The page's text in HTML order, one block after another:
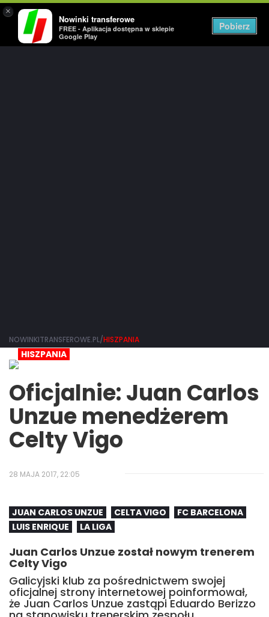
×
Nowinki transferowe
FREE - Aplikacja dostępna w sklepie
Google Play
Pobierz
NOWINKITRANSFEROWE.PL/HISZPANIA
HISZPANIA
Oficjalnie: Juan Carlos
Unzue menedżerem
Celty Vigo
28 MAJA 2017, 22:05
JUAN CARLOS UNZUE CELTA VIGO
FC BARCELONA
LUIS ENRIQUE
LA LIGA
Juan Carlos Unzue został nowym trenerem
Celty Vigo
Galicyjski klub za pośrednictwem swojej
oficjalnej strony internetowej poinformował,
że Juan Carlos Unzue zastąpi Eduardo Berizzo